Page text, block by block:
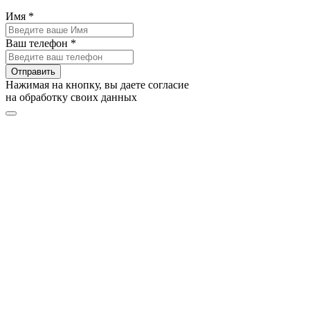
Имя *
Ваш телефон *
Отправить
Нажимая на кнопку, вы даете согласие
на обработку своих данных